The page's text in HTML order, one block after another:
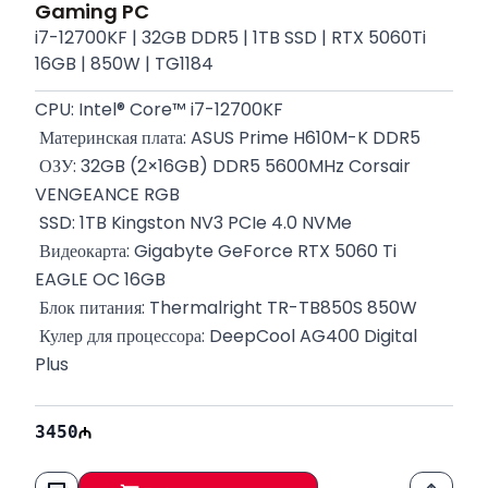
Gaming PC
i7-12700KF | 32GB DDR5 | 1TB SSD | RTX 5060Ti
16GB | 850W | TG1184
CPU: Intel® Core™ i7-12700KF
Материнская плата: ASUS Prime H610M-K DDR5
VENGEANCE RGB
SSD: 1TB Kingston NV3 PCIe 4.0 NVMe
EAGLE OC 16GB
Блок питания: Thermalright TR-TB850S 850W
Plus
Гарантия: 12 месяцев
3450